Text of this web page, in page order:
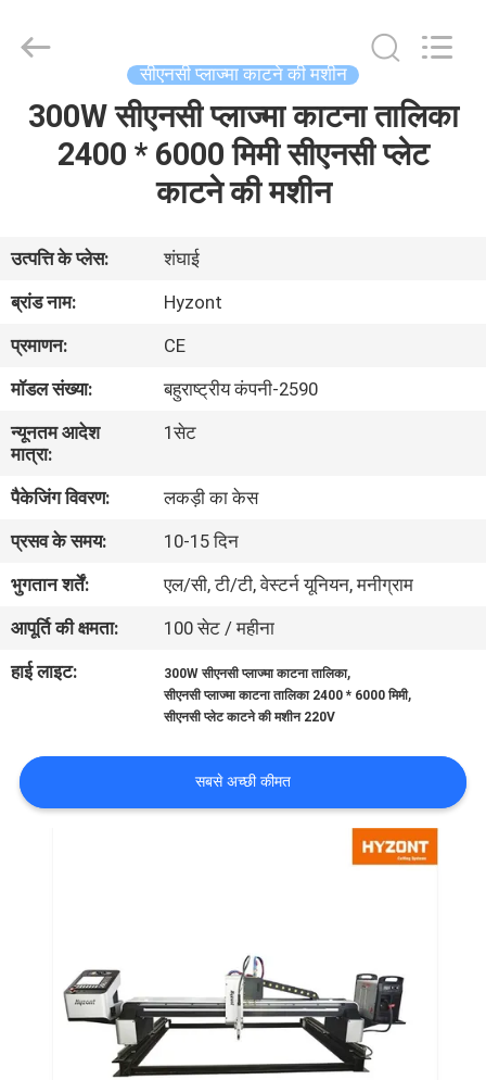
घर
वीडियो
बारे
में
कारखाना
भ्रमण
गुणवत्ता
नियंत्रण
एक
का
अनुरोध
गोपनीयता
Technologies
Co.,Ltd..
सीएनसी प्लाज्मा काटने की मशीन
300W सीएनसी प्लाज्मा काटना तालिका
2400 * 6000 मिमी सीएनसी प्लेट
काटने की मशीन
उत्पत्ति के प्लेस:
शंघाई
ब्रांड नाम:
Hyzont
प्रमाणन:
CE
मॉडल संख्या:
बहुराष्ट्रीय कंपनी-2590
न्यूनतम आदेश
मात्रा:
1सेट
पैकेजिंग विवरण:
लकड़ी का केस
प्रसव के समय:
10-15 दिन
भुगतान शर्तें:
एल/सी, टी/टी, वेस्टर्न यूनियन, मनीग्राम
आपूर्ति की क्षमता:
100 सेट / महीना
हाई लाइट:
300W सीएनसी प्लाज्मा काटना तालिका,
सीएनसी प्लाज्मा काटना तालिका 2400 * 6000 मिमी,
सीएनसी प्लेट काटने की मशीन 220V
सबसे अच्छी कीमत